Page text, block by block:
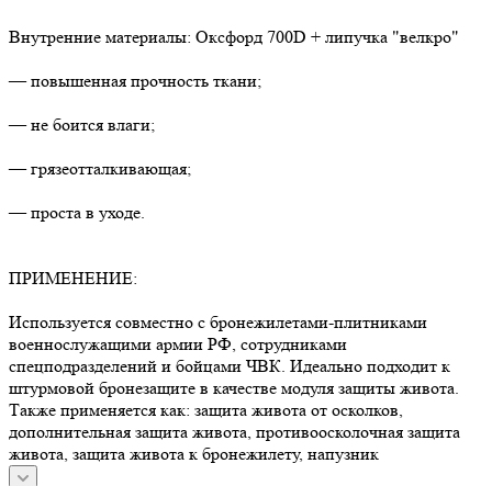
Внутренние материалы: Оксфорд 700D + липучка "велкро"
— повышенная прочность ткани;
— не боится влаги;
— грязеотталкивающая;
— проста в уходе.
ПРИМЕНЕНИЕ:
Используется совместно с бронежилетами-плитниками
военнослужащими армии РФ, сотрудниками
спецподразделений и бойцами ЧВК. Идеально подходит к
штурмовой бронезащите в качестве модуля защиты живота.
Также применяется как: защита живота от осколков,
дополнительная защита живота, противоосколочная защита
живота, защита живота к бронежилету, напузник